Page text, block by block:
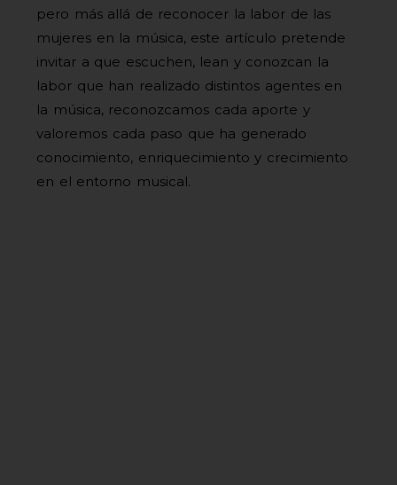
pero más allá de reconocer la labor de las
mujeres en la música, este artículo pretende
invitar a que escuchen, lean y conozcan la
labor que han realizado distintos agentes en
la música, reconozcamos cada aporte y
valoremos cada paso que ha generado
conocimiento, enriquecimiento y crecimiento
en el entorno musical.